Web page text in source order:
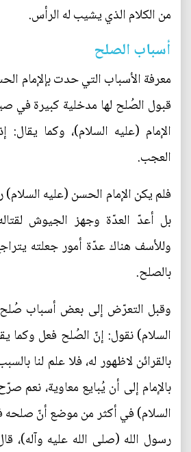
من الكلام الذي يشيب له الرأس.
أسباب الصلح
معرفة الأسباب التي حدت بإلإمام
قبول الصُلح لها مدخلية كبيرة في
الإمام (عليه السلام)، وكما
العجب.
فلم يكن الإمام الحسن (عليه السلام)
بل أعدّ العدّة وجهز الجيوش
وللأسف هناك عدّة أمور جعلته
بالصلح.
وقبل التعرّض إلى بعض أسباب صُلح
السلام) نقول: إنّ الصُلح فعل وكما
بالقرائن لاظهور له، فلا علم لنا
بالإمام إلى أن يُبايع معاوية، نعم
السلام) في أكثر من موضع أنّ
رسول الله (صلى الله عليه وآله)،